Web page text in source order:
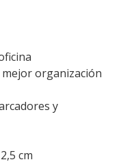
organización
y
cm